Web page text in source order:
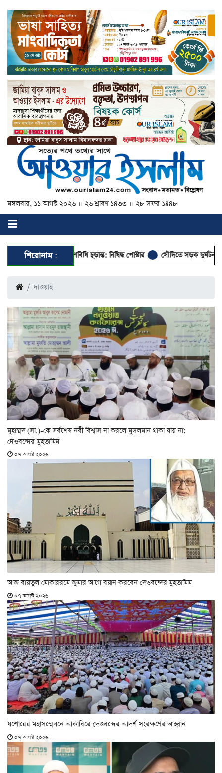
মঙ্গলবার, ১১ আগস্ট ২০২৬ ।। ২৬ শ্রাবণ ১৪৩৩ ।। ২৮ সফর ১৪৪৮
শিরোনাম :
চূড়ান্ত: নিষিদ্ধ পোস্টার সৌদিতে সড়ক দুর্ঘটনায় প্রবাসী বাংলাদেশির
দাওয়াহ
মুহাম্মদ (সা.)-কে সর্বশেষ নবী বিশ্বাস না করলে মুসলমান থাকা যায় না:
দেওবন্দের মুহতামিম
০৭ আগস্ট ২০২৬
আজ বায়তুল মোকাররমে জুমার আগে বয়ান করবেন দেওবন্দের মুহতামিম
০৭ আগস্ট ২০২৬
যশোরের মহাসম্মেলনে আকাবিরে দেওবন্দের আদর্শ সংরক্ষণের আহ্বান
০৭ আগস্ট ২০২৬